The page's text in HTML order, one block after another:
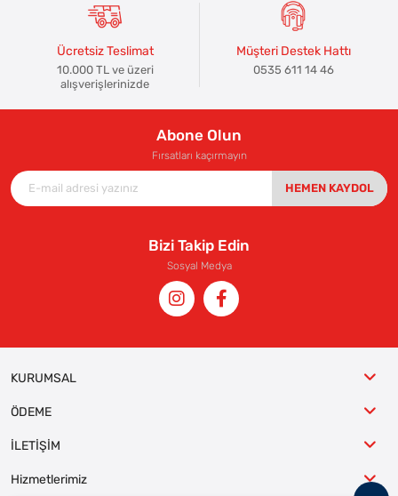
Ücretsiz Teslimat
10.000 TL ve üzeri
alışverişlerinizde
Müşteri Destek Hattı
0535 611 14 46
Abone Olun
Fırsatları kaçırmayın
HEMEN KAYDOL
Bizi Takip Edin
Sosyal Medya
KURUMSAL
ÖDEME
İLETİŞİM
Hizmetlerimiz